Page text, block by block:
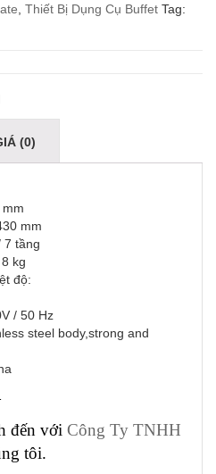
Thiết Bị Dụng Cụ Buffet Tag:
(0)
mm
7 tầng
kg
độ:
/ 50 Hz
steel body,strong and
đến với Công Ty TNHH
tôi.